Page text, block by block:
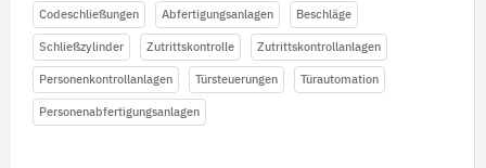
Codeschließungen Abfertigungsanlagen Beschläge
Schließzylinder Zutrittskontrolle Zutrittskontrollanlagen
Personenkontrollanlagen Türsteuerungen Türautomation
Personenabfertigungsanlagen